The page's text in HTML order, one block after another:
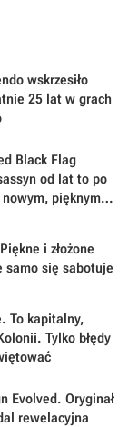
wskrzesiło
25 lat w grach
Black Flag
od lat to po
pięknym
i złożone
samo się sabotuje
To kapitalny,
Tylko błędy
Evolved. Oryginał
rewelacyjna